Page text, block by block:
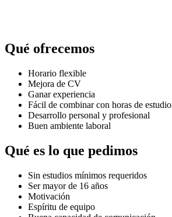
Qué ofrecemos
Horario flexible
Mejora de CV
Ganar experiencia
Fácil de combinar con horas de estudio
Desarrollo personal y profesional
Buen ambiente laboral
Qué es lo que pedimos
Sin estudios mínimos requeridos
Ser mayor de 16 años
Motivación
Espíritu de equipo